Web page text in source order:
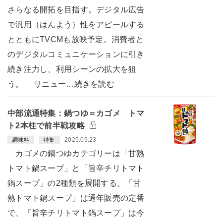
さらなる開拓を目指す。デジタル広告
で汎用（はんよう）性をアピールする
とともにTVCMも放映予定。消費者と
のデジタルコミュニケーションに引き
続き注力し、利用シーンの拡大を狙
う。 リニュー…続きを読む
中部流通特集：鍋つゆ＝カゴメ トマ
ト2本柱で前半戦攻略
調味料 特集 2025.09.23
カゴメの鍋つゆカテゴリーは「甘熟
トマト鍋スープ」と「旨辛チリトマト
鍋スープ」の2種類を展開する。「甘
熟トマト鍋スープ」は通年販売の定番
で、「旨辛チリトマト鍋スープ」は今